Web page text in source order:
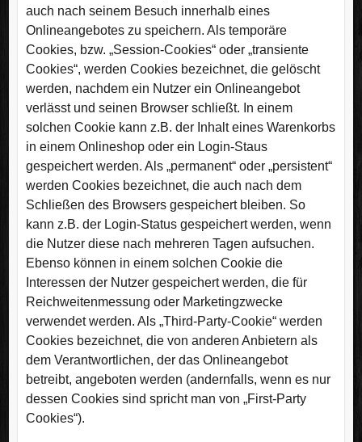
auch nach seinem Besuch innerhalb eines
Onlineangebotes zu speichern. Als temporäre
Cookies, bzw. „Session-Cookies“ oder „transiente
Cookies“, werden Cookies bezeichnet, die gelöscht
werden, nachdem ein Nutzer ein Onlineangebot
verlässt und seinen Browser schließt. In einem
solchen Cookie kann z.B. der Inhalt eines Warenkorbs
in einem Onlineshop oder ein Login-Staus
gespeichert werden. Als „permanent“ oder „persistent“
werden Cookies bezeichnet, die auch nach dem
Schließen des Browsers gespeichert bleiben. So
kann z.B. der Login-Status gespeichert werden, wenn
die Nutzer diese nach mehreren Tagen aufsuchen.
Ebenso können in einem solchen Cookie die
Interessen der Nutzer gespeichert werden, die für
Reichweitenmessung oder Marketingzwecke
verwendet werden. Als „Third-Party-Cookie“ werden
Cookies bezeichnet, die von anderen Anbietern als
dem Verantwortlichen, der das Onlineangebot
betreibt, angeboten werden (andernfalls, wenn es nur
dessen Cookies sind spricht man von „First-Party
Cookies“).